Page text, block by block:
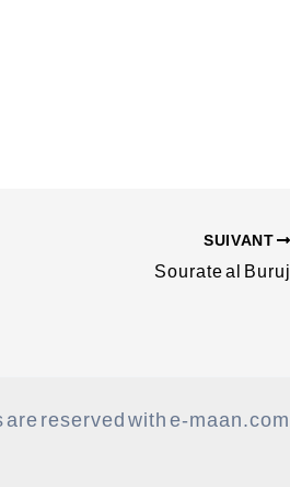
SUIVANT
Sourate al Buruj
are reserved with e-maan.com